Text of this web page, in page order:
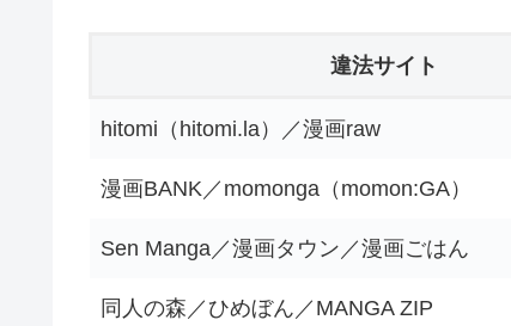
違法サイト
hitomi（hitomi.la）／漫画raw
漫画BANK／momonga（momon:GA）
Sen Manga／漫画タウン／漫画ごはん
同人の森／ひめぼん／MANGA ZIP